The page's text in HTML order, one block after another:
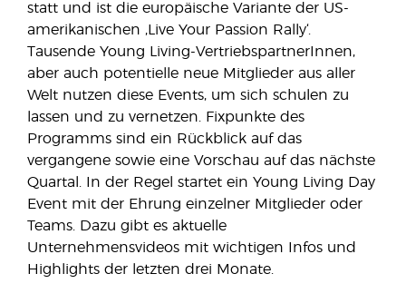
statt und ist die europäische Variante der US-
amerikanischen ‚Live Your Passion Rally‘.
Tausende Young Living-VertriebspartnerInnen,
aber auch potentielle neue Mitglieder aus aller
Welt nutzen diese Events, um sich schulen zu
lassen und zu vernetzen. Fixpunkte des
Programms sind ein Rückblick auf das
vergangene sowie eine Vorschau auf das nächste
Quartal. In der Regel startet ein Young Living Day
Event mit der Ehrung einzelner Mitglieder oder
Teams. Dazu gibt es aktuelle
Unternehmensvideos mit wichtigen Infos und
Highlights der letzten drei Monate.